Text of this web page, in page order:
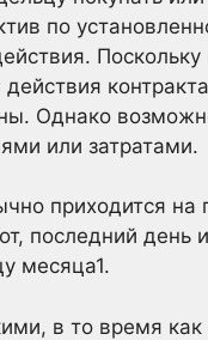
по
Однако
или затратами.
приходится на
последний день
месяца1.
в то время